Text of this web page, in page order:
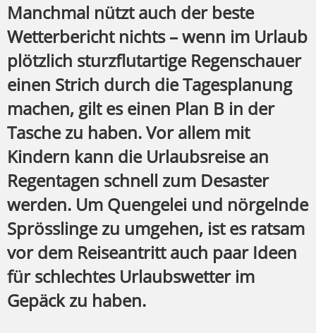
Manchmal nützt auch der beste
Wetterbericht nichts – wenn im Urlaub
plötzlich sturzflutartige Regenschauer
einen Strich durch die Tagesplanung
machen, gilt es einen Plan B in der
Tasche zu haben. Vor allem mit
Kindern kann die Urlaubsreise an
Regentagen schnell zum Desaster
werden. Um Quengelei und nörgelnde
Sprösslinge zu umgehen, ist es ratsam
vor dem Reiseantritt auch paar Ideen
für schlechtes Urlaubswetter im
Gepäck zu haben.